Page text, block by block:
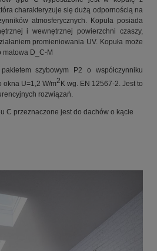
charakteryzuje się dużą odpornością na
atmosferycznych. Kopuła posiada
i wewnętrznej powierzchni czaszy,
promieniowania UV. Kopuła może
matowa D_C-M
szybowym P2 o współczynniku
okna U=1,2 W/m2 K wg. EN 12567-2. Jest to
rozwiązań.
C przeznaczone jest do dachów o kącie